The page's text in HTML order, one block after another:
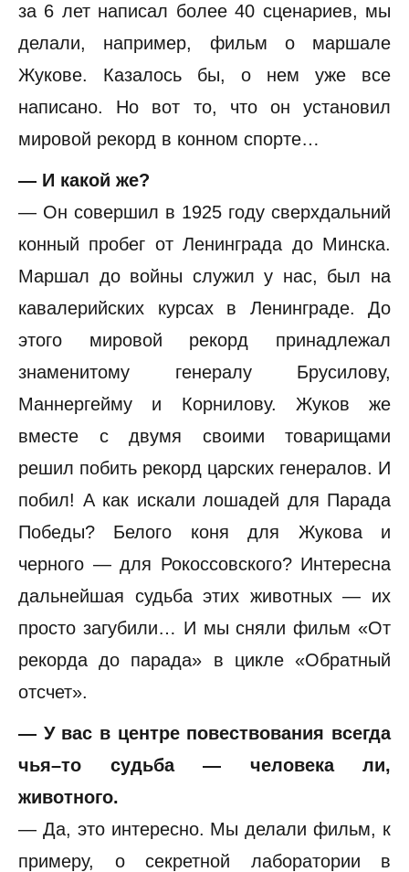
за 6 лет написал более 40 сценариев, мы
делали, например, фильм о маршале
Жукове. Казалось бы, о нем уже все
написано. Но вот то, что он установил
мировой рекорд в конном спорте…
— И какой же?
— Он совершил в 1925 году сверхдальний
конный пробег от Ленинграда до Минска.
Маршал до войны служил у нас, был на
кавалерийских курсах в Ленинграде. До
этого мировой рекорд принадлежал
знаменитому генералу Брусилову,
Маннергейму и Корнилову. Жуков же
вместе с двумя своими товарищами
решил побить рекорд царских генералов. И
побил! А как искали лошадей для Парада
Победы? Белого коня для Жукова и
черного — для Рокоссовского? Интересна
дальнейшая судьба этих животных — их
просто загубили… И мы сняли фильм «От
рекорда до парада» в цикле «Обратный
отсчет».
— У вас в центре повествования всегда
чья–то судьба — человека ли,
животного.
— Да, это интересно. Мы делали фильм, к
примеру, о секретной лаборатории в